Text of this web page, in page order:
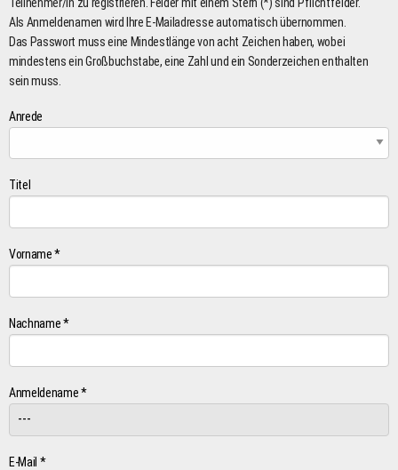
Als Anmeldenamen wird Ihre E-Mailadresse automatisch übernommen.
Das Passwort muss eine Mindestlänge von acht Zeichen haben, wobei
mindestens ein Großbuchstabe, eine Zahl und ein Sonderzeichen enthalten
sein muss.
Anrede
Titel
Vorname *
Nachname *
Anmeldename *
E-Mail *